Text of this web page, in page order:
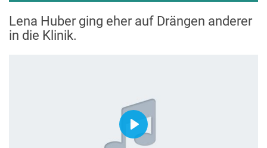
Lena Huber ging eher auf Drängen anderer
in die Klinik.